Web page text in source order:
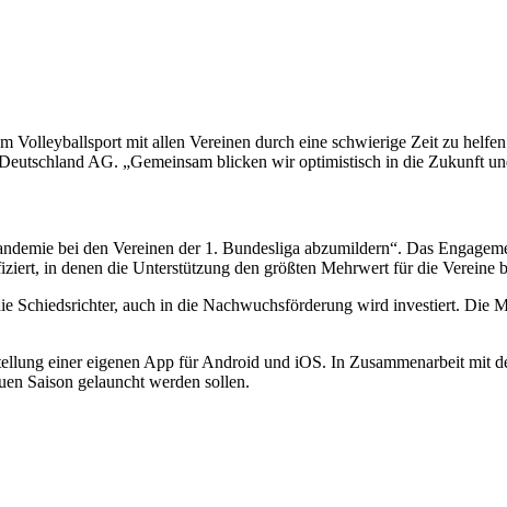
Volleyballsport mit allen Vereinen durch eine schwierige Zeit zu
AG. „Gemeinsam blicken wir optimistisch in die Zukunft
bei den Vereinen der 1. Bundesliga abzumildern“. Das
in denen die Unterstützung den größten Mehrwert für die Vereine
Schiedsrichter, auch in die Nachwuchsförderung wird investiert. Die
einer eigenen App für Android und iOS. In Zusammenarbeit mit
Saison gelauncht werden sollen.